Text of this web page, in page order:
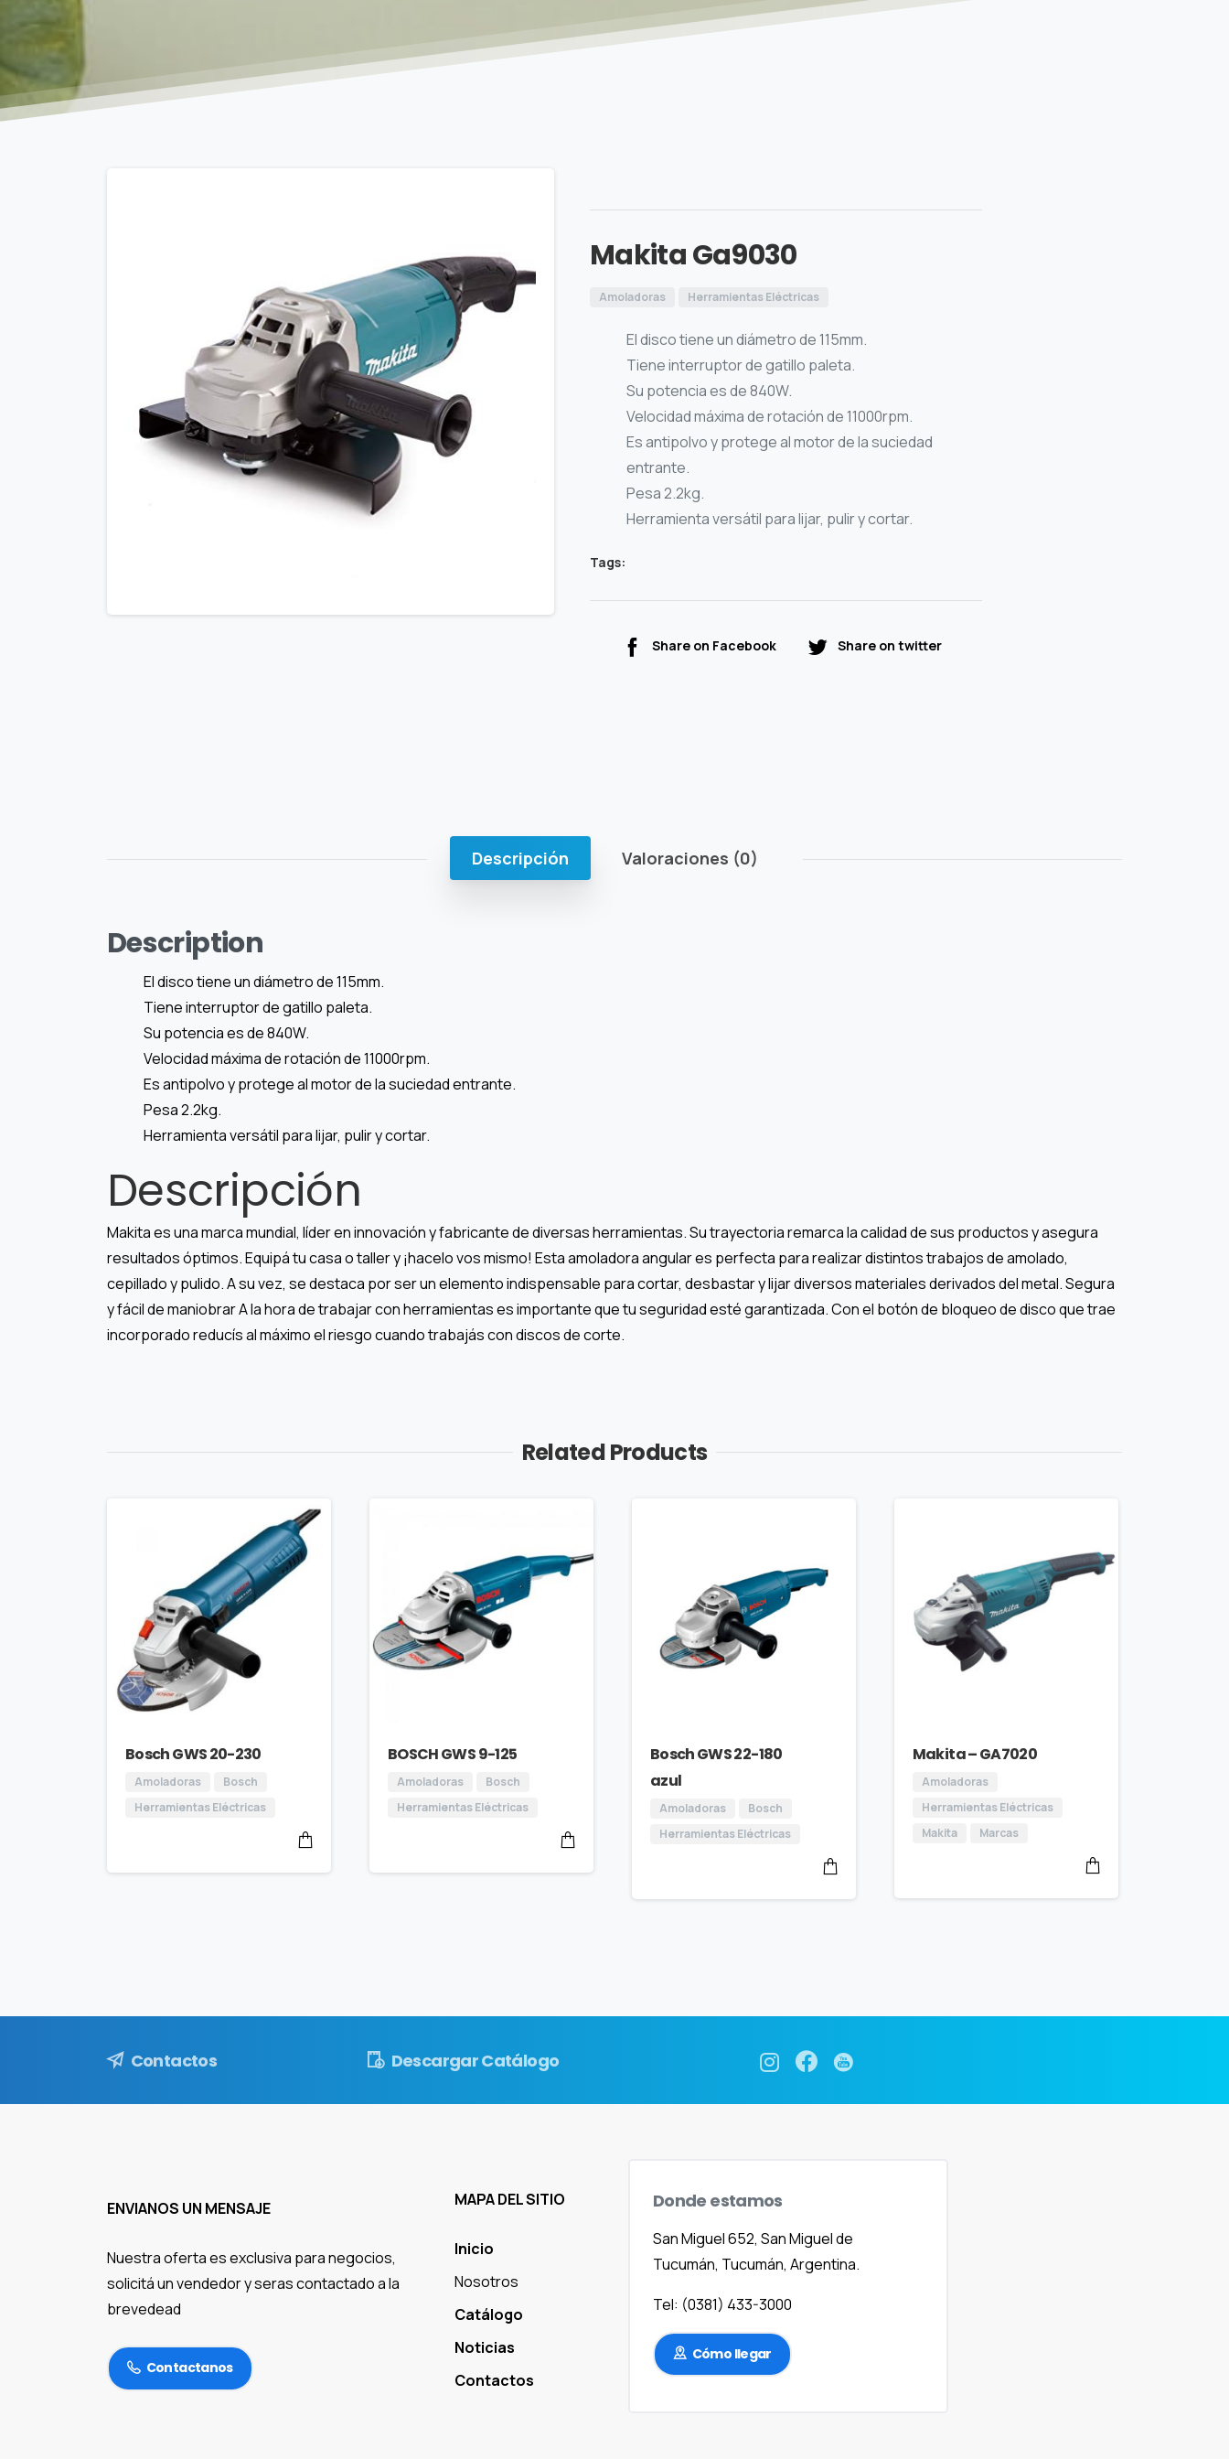
Makita Ga9030
Amoladoras Herramientas Eléctricas
El disco tiene un diámetro de 115mm.
Tiene interruptor de gatillo paleta.
Su potencia es de 840W.
Velocidad máxima de rotación de 11000rpm.
Es antipolvo y protege al motor de la suciedad
entrante.
Pesa 2.2kg.
Herramienta versátil para lijar, pulir y cortar.
Tags:
Share on Facebook Share on twitter
Descripción Valoraciones (0)
Description
El disco tiene un diámetro de 115mm.
Tiene interruptor de gatillo paleta.
Su potencia es de 840W.
Velocidad máxima de rotación de 11000rpm.
Es antipolvo y protege al motor de la suciedad entrante.
Pesa 2.2kg.
Herramienta versátil para lijar, pulir y cortar.
Descripción
Makita es una marca mundial, líder en innovación y fabricante de diversas herramientas. Su trayectoria remarca la calidad de sus productos y asegura
resultados óptimos. Equipá tu casa o taller y ¡hacelo vos mismo! Esta amoladora angular es perfecta para realizar distintos trabajos de amolado,
cepillado y pulido. A su vez, se destaca por ser un elemento indispensable para cortar, desbastar y lijar diversos materiales derivados del metal. Segura
y fácil de maniobrar A la hora de trabajar con herramientas es importante que tu seguridad esté garantizada. Con el botón de bloqueo de disco que trae
incorporado reducís al máximo el riesgo cuando trabajás con discos de corte.
Related Products
Bosch GWS 20-230
Amoladoras
Bosch
Herramientas Eléctricas
BOSCH GWS 9-125
Amoladoras
Bosch
Herramientas Eléctricas
Bosch GWS 22-180
azul
Amoladoras
Bosch
Herramientas Eléctricas
Makita – GA7020
Amoladoras
Herramientas Eléctricas
Makita
Marcas
Contactos Descargar Catálogo
ENVIANOS UN MENSAJE
Nuestra oferta es exclusiva para negocios,
solicitá un vendedor y seras contactado a la
brevedead
Contactanos
MAPA DEL SITIO
Inicio
Nosotros
Catálogo
Noticias
Contactos
Donde estamos
San Miguel 652, San Miguel de
Tucumán, Tucumán, Argentina.
Tel: (0381) 433-3000
Cómo llegar